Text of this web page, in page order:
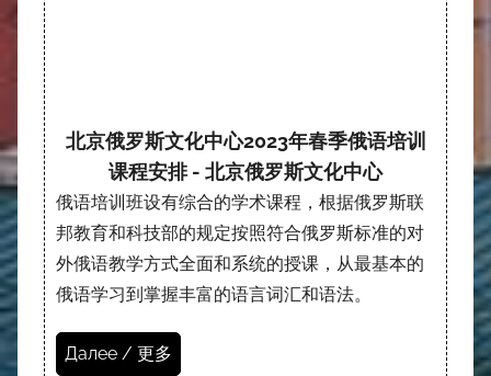
北京俄罗斯文化中心2023年春季俄语培训
课程安排 - 北京俄罗斯文化中心
俄语培训班设有综合的学术课程，根据俄罗斯联
邦教育和科技部的规定按照符合俄罗斯标准的对
外俄语教学方式全面和系统的授课，从最基本的
俄语学习到掌握丰富的语言词汇和语法。
Далее / 更多